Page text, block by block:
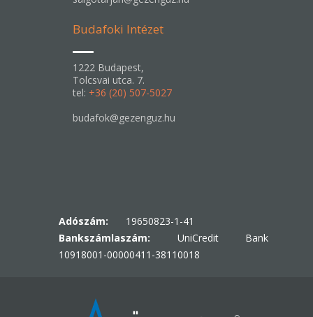
Budafoki Intézet
1222 Budapest,
Tolcsvai utca. 7.
tel: +36 (20) 507-5027
budafok@gezenguz.hu
Adószám: 19650823-1-41
Bankszámlaszám: UniCredit Bank
10918001-00000411-38110018